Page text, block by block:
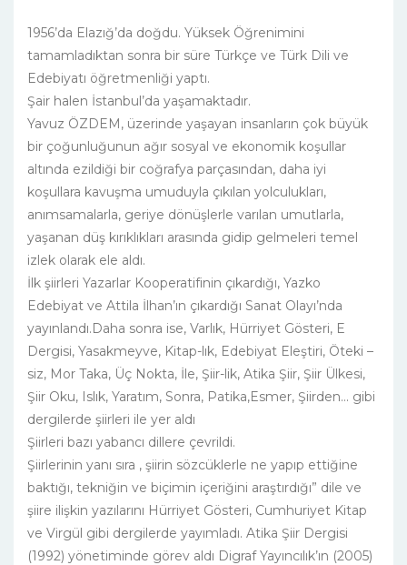
1956’da Elazığ’da doğdu. Yüksek Öğrenimini
tamamladıktan sonra bir süre Türkçe ve Türk Dili ve
Edebiyatı öğretmenliği yaptı.
Şair halen İstanbul’da yaşamaktadır.
Yavuz ÖZDEM, üzerinde yaşayan insanların çok büyük
bir çoğunluğunun ağır sosyal ve ekonomik koşullar
altında ezildiği bir coğrafya parçasından, daha iyi
koşullara kavuşma umuduyla çıkılan yolculukları,
anımsamalarla, geriye dönüşlerle varılan umutlarla,
yaşanan düş kırıklıkları arasında gidip gelmeleri temel
izlek olarak ele aldı.
İlk şiirleri Yazarlar Kooperatifinin çıkardığı, Yazko
Edebiyat ve Attila İlhan’ın çıkardığı Sanat Olayı’nda
yayınlandı.Daha sonra ise, Varlık, Hürriyet Gösteri, E
Dergisi, Yasakmeyve, Kitap-lık, Edebiyat Eleştiri, Öteki –
siz, Mor Taka, Üç Nokta, İle, Şiir-lik, Atika Şiir, Şiir Ülkesi,
Şiir Oku, Islık, Yaratım, Sonra, Patika,Esmer, Şiirden... gibi
dergilerde şiirleri ile yer aldı
Şiirleri bazı yabancı dillere çevrildi.
Şiirlerinin yanı sıra , şiirin sözcüklerle ne yapıp ettiğine
baktığı, tekniğin ve biçimin içeriğini araştırdığı” dile ve
şiire ilişkin yazılarını Hürriyet Gösteri, Cumhuriyet Kitap
ve Virgül gibi dergilerde yayımladı. Atika Şiir Dergisi
(1992) yönetiminde görev aldı Digraf Yayıncılık’ın (2005)